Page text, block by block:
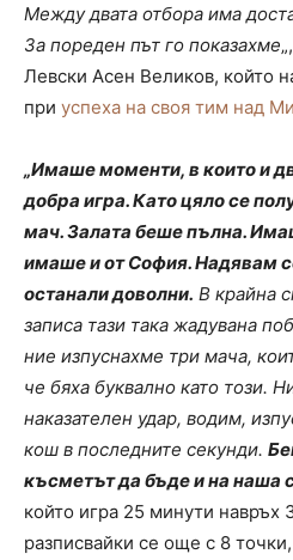
Между двата отбора има
За пореден път го показахме
Левски Асен Великов, който
при успеха на своя тим над
„Имаше моменти, в които и
добра игра. Като цяло се
мач. Залата беше пълна.
имаше и от София. Надявам
останали доволни. В крайна
записа тази така жадувана
ние изпуснахме три мача,
че бяха буквално като този.
наказателен удар, водим,
кош в последните секунди.
късметът да бъде и на наша
който игра 25 минути
разписвайки се още с 8